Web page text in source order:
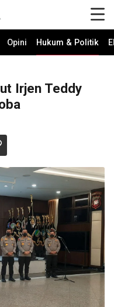
Opini Hukum & Politik
Irjen Teddy